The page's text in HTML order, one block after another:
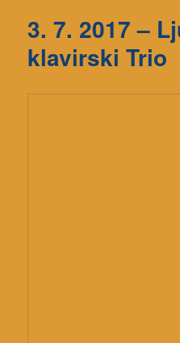
3. 7. 2017 –
klavirski Trio